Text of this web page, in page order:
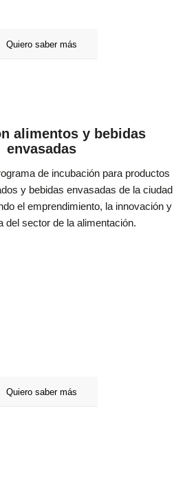
Quiero saber más
alimentos y bebidas
envasadas
de incubación para productos
y bebidas envasadas de la ciudad
el emprendimiento, la innovación y
del sector de la alimentación.
Quiero saber más